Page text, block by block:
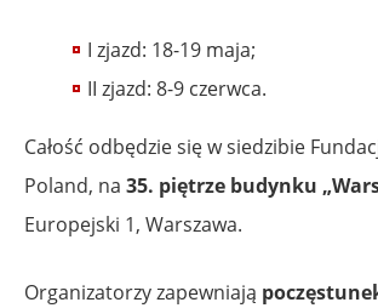
I zjazd: 18-19 maja;
II zjazd: 8-9 czerwca.
Całość odbędzie się w siedzibie
Poland, na 35. piętrze budynku
Europejski 1, Warszawa.
Organizatorzy zapewniają